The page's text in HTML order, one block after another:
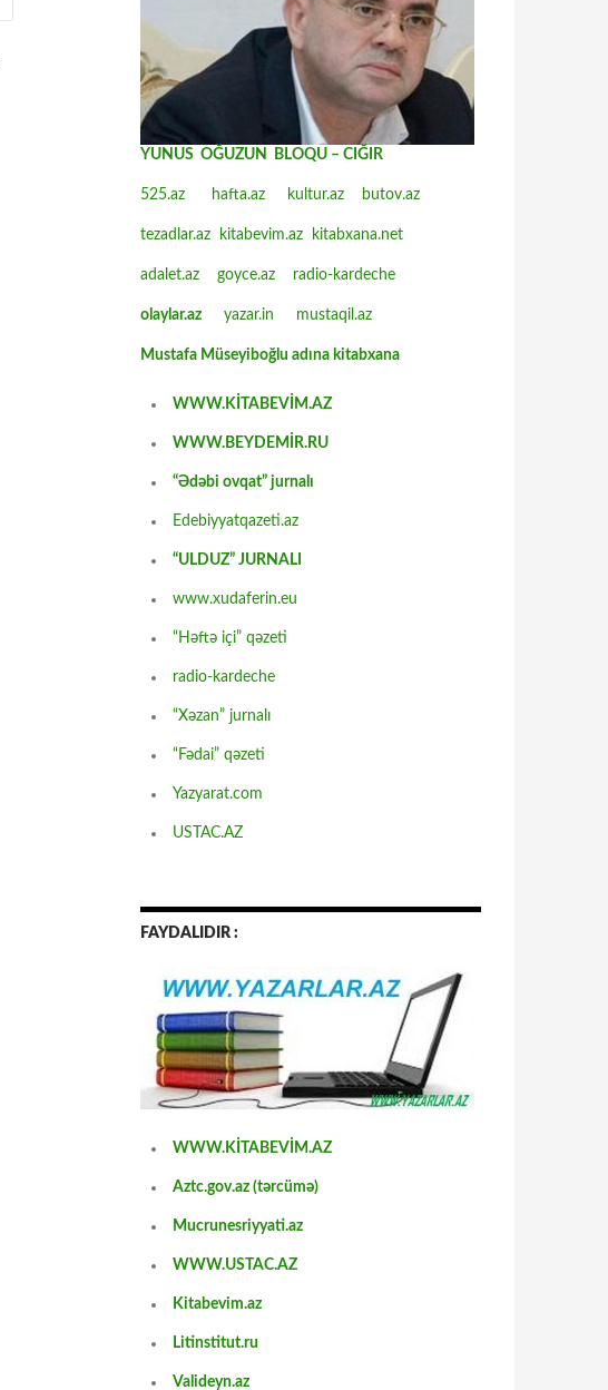
YUNUS OĞUZUN BLOQU – CIĞIR
525.az hafta.az kultur.az butov.az
tezadlar.az kitabevim.az kitabxana.net
adalet.az goyce.az radio-kardeche
olaylar.az yazar.in mustaqil.az
Mustafa Müseyiboğlu adına kitabxana
WWW.KİTABEVİM.AZ
WWW.BEYDEMİR.RU
“Ədəbi ovqat” jurnalı
Edebiyyatqazeti.az
“ULDUZ” JURNALI
www.xudaferin.eu
“Həftə içi” qəzeti
radio-kardeche
“Xəzan” jurnalı
“Fədai” qəzeti
Yazyarat.com
USTAC.AZ
FAYDALIDIR :
WWW.KİTABEVİM.AZ
Aztc.gov.az (tərcümə)
Mucrunesriyyati.az
WWW.USTAC.AZ
Kitabevim.az
Litinstitut.ru
Valideyn.az